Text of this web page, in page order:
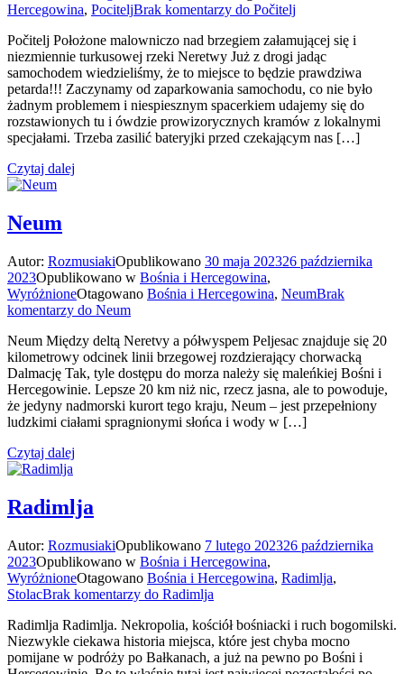
Hercegowina, PociteljBrak komentarzy do Počitelj
Počitelj Położone malowniczo nad brzegiem załamującej się i
niezmiennie turkusowej rzeki Neretwy Już z drogi jadąc
samochodem wiedzieliśmy, że to miejsce to będzie prawdziwa
petarda!!! Zaczynamy od zaparkowania samochodu, co nie było
żadnym problemem i niespiesznym spacerkiem udajemy się do
rozstawionych tu i ówdzie prowizorycznych kramów z lokalnymi
specjałami. Trzeba zasilić bateryjki przed czekającym nas […]
Czytaj dalej
Neum
Autor: RozmusiakiOpublikowano 30 maja 202326 października
2023Opublikowano w Bośnia i Hercegowina,
WyróżnioneOtagowano Bośnia i Hercegowina, NeumBrak
komentarzy do Neum
Neum Między deltą Neretvy a półwyspem Peljesac znajduje się 20
kilometrowy odcinek linii brzegowej rozdzierający chorwacką
Dalmację Tak, tyle dostępu do morza należy się maleńkiej Bośni i
Hercegowinie. Lepsze 20 km niż nic, rzecz jasna, ale to powoduje,
że jedyny nadmorski kurort tego kraju, Neum – jest przepełniony
ludzkimi ciałami spragnionymi słońca i wody w […]
Czytaj dalej
Radimlja
Autor: RozmusiakiOpublikowano 7 lutego 202326 października
2023Opublikowano w Bośnia i Hercegowina,
WyróżnioneOtagowano Bośnia i Hercegowina, Radimlja,
StolacBrak komentarzy do Radimlja
Radimlja Radimlja. Nekropolia, kościół bośniacki i ruch bogomilski.
Niezwykle ciekawa historia miejsca, które jest chyba mocno
pomijane w podróży po Bałkanach, a już na pewno po Bośni i